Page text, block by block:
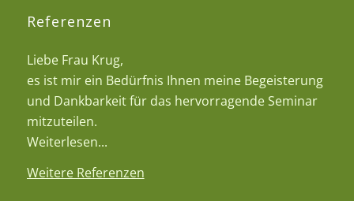
Referenzen
Liebe Frau Krug,
es ist mir ein Bedürfnis Ihnen meine Begeisterung
und Dankbarkeit für das hervorragende Seminar
mitzuteilen.
Weiterlesen...
Weitere Referenzen